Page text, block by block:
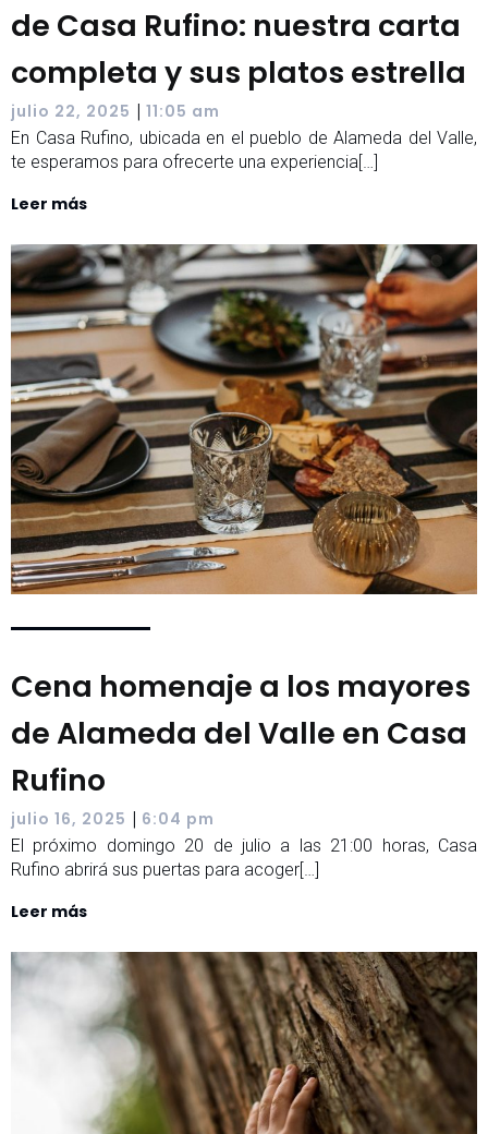
de Casa Rufino: nuestra carta
completa y sus platos estrella
julio 22, 2025 | 11:05 am
En Casa Rufino, ubicada en el pueblo de Alameda del Valle,
te esperamos para ofrecerte una experiencia[…]
Leer más
Cena homenaje a los mayores
de Alameda del Valle en Casa
Rufino
julio 16, 2025 | 6:04 pm
El próximo domingo 20 de julio a las 21:00 horas, Casa
Rufino abrirá sus puertas para acoger[…]
Leer más